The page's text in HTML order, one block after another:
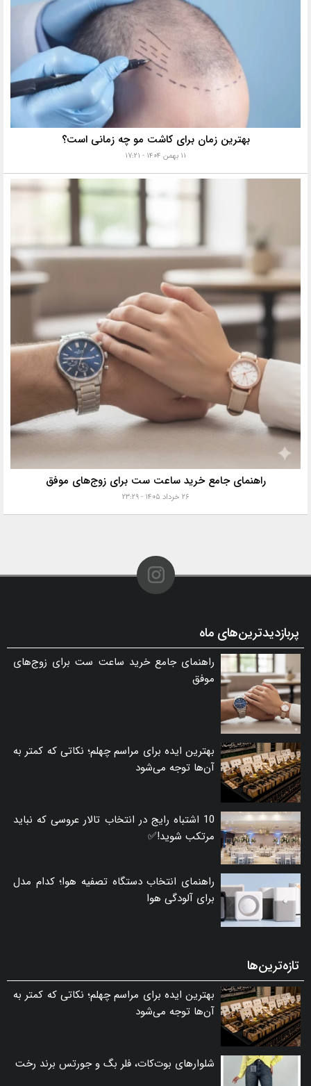
بهترین زمان برای کاشت مو چه زمانی است؟
۱۱ بهمن ۱۴۰۴ - ۱۷:۲۱
راهنمای جامع خرید ساعت ست برای زوج‌های موفق
۲۶ خرداد ۱۴۰۵ - ۲۳:۲۹
پربازدیدترین‌های ماه
راهنمای جامع خرید ساعت ست برای زوج‌های
موفق
بهترین ایده برای مراسم چهلم؛ نکاتی که کمتر به
آن‌ها توجه می‌شود
10 اشتباه رایج در انتخاب تالار عروسی که نباید
مرتکب شوید!✅
راهنمای انتخاب دستگاه تصفیه هوا؛ کدام مدل
برای آلودگی هوا
تازه‌ترین‌ها
بهترین ایده برای مراسم چهلم؛ نکاتی که کمتر به
آن‌ها توجه می‌شود
شلوارهای بوت‌کات، فلر بگ و جورتس برند رخت